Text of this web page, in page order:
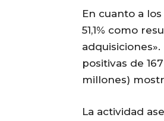
En cuanto a
51,1% como
positivas de
millones)
La actividad